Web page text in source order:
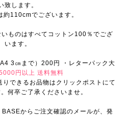
致します。
約110cmでございます。
ものはすべてコットン100％でござ
います。
3㎝まで）200円 ・レターパック大
円以上 送料無料
できるお品物はクリックポストにて
何卒ご了承くださいませ。
からご注文確認のメールが、発